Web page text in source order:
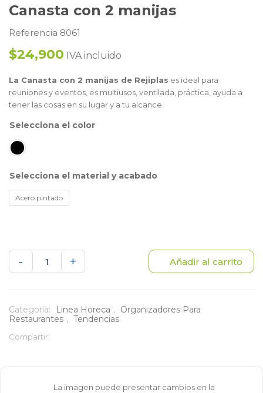
Canasta con 2 manijas
Referencia 8061
$24,900 IVA incluido
La Canasta con 2 manijas de Rejiplas es ideal para
reuniones y eventos, es multiusos, ventilada, práctica, ayuda a
tener las cosas en su lugar y a tu alcance.
color
material y acabado
Acero pintado
-
Canasta
2
manijas
+ Añadir al carrito
Categoría: Linea Horeca , Organizadores Para
Restaurantes , Tendencias
Compartir:
La imagen puede presentar cambios en la